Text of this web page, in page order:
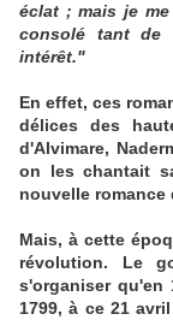
éclat ; mais je
consolé tant
intérêt."
En effet, ces
délices des
d'Alvimare,
on les chantait
nouvelle romance
Mais, à cette
révolution. Le
s'organiser qu'en
1799, à ce 21